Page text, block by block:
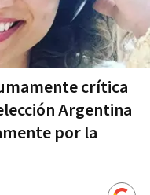
crítica
Argentina
por la